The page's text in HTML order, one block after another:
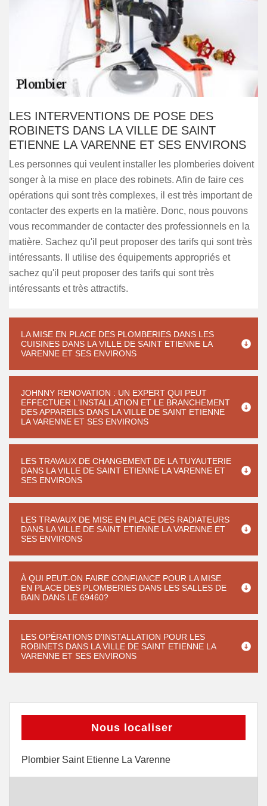
LES INTERVENTIONS DE POSE DES
ROBINETS DANS LA VILLE DE SAINT
ETIENNE LA VARENNE ET SES ENVIRONS
Les personnes qui veulent installer les plomberies doivent
songer à la mise en place des robinets. Afin de faire ces
opérations qui sont très complexes, il est très important de
contacter des experts en la matière. Donc, nous pouvons
vous recommander de contacter des professionnels en la
matière. Sachez qu'il peut proposer des tarifs qui sont très
intéressants. Il utilise des équipements appropriés et
sachez qu'il peut proposer des tarifs qui sont très
intéressants et très attractifs.
LA MISE EN PLACE DES PLOMBERIES DANS LES
CUISINES DANS LA VILLE DE SAINT ETIENNE LA
VARENNE ET SES ENVIRONS
JOHNNY RENOVATION : UN EXPERT QUI PEUT
EFFECTUER L'INSTALLATION ET LE BRANCHEMENT
DES APPAREILS DANS LA VILLE DE SAINT ETIENNE
LA VARENNE ET SES ENVIRONS
LES TRAVAUX DE CHANGEMENT DE LA TUYAUTERIE
DANS LA VILLE DE SAINT ETIENNE LA VARENNE ET
SES ENVIRONS
LES TRAVAUX DE MISE EN PLACE DES RADIATEURS
DANS LA VILLE DE SAINT ETIENNE LA VARENNE ET
SES ENVIRONS
À QUI PEUT-ON FAIRE CONFIANCE POUR LA MISE
EN PLACE DES PLOMBERIES DANS LES SALLES DE
BAIN DANS LE 69460?
LES OPÉRATIONS D'INSTALLATION POUR LES
ROBINETS DANS LA VILLE DE SAINT ETIENNE LA
VARENNE ET SES ENVIRONS
Nous localiser
Plombier Saint Etienne La Varenne